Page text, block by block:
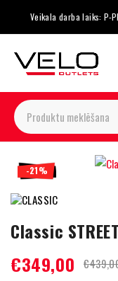
Veikala darba laiks: P-
-21%
Classic
€
€349,00